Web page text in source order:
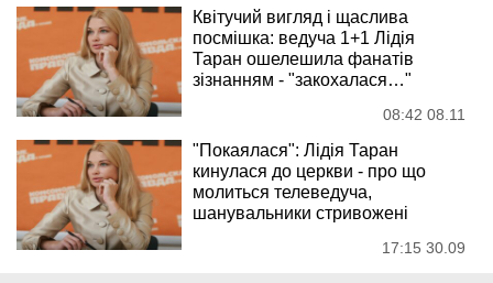
Квітучий вигляд і щаслива
посмішка: ведуча 1+1 Лідія
Таран ошелешила фанатів
зізнанням - "закохалася…"
08:42 08.11
"Покаялася": Лідія Таран
кинулася до церкви - про що
молиться телеведуча,
шанувальники стривожені
17:15 30.09